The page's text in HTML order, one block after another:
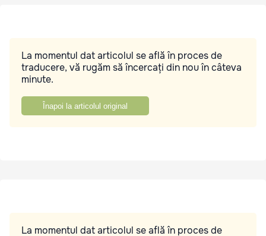
La momentul dat articolul se află în proces de
traducere, vă rugăm să încercați din nou în câteva
minute.
Înapoi la articolul original
La momentul dat articolul se află în proces de